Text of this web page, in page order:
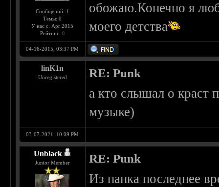
Сообщений: 1
Темы: 0
У нас с: Apr 2015
Рейтинг: 0
обожаю.Конечно я
моего детства
04-16-2015, 03:37 PM
linK1n
Unregistered RE: Punk
а кто слышал о краст
музыке)
03-07-2021, 10:09 PM
Unblack
Junior Member RE: Punk
Из панка последнее